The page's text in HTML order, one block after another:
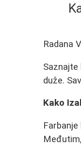
Radana
duže.
Kako